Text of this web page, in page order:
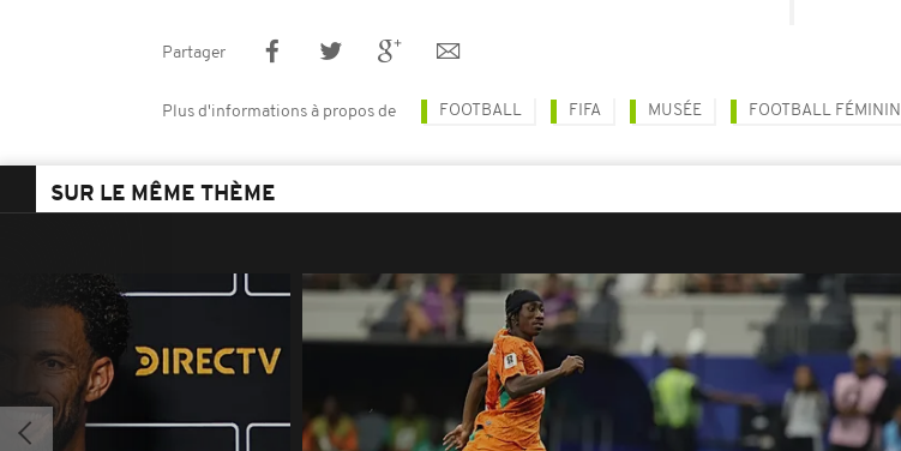
Partager
Plus d'informations à propos de FOOTBALL FIFA MUSÉE FOOTBALL FÉMININ
SUR LE MÊME THÈME